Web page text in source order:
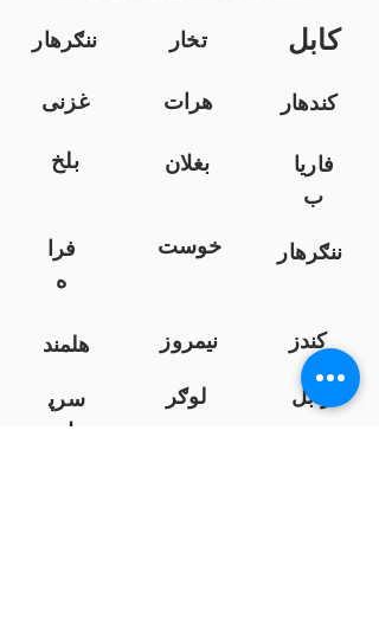
ننګرهار تخار کابل
غزنی هرات
کندهار
بلخ
بغلان
فاریا
ب
فرا
ه
خوست ننګرهار
هلمند نیمروز
کندز
سرپ
ل
لوګر زابل